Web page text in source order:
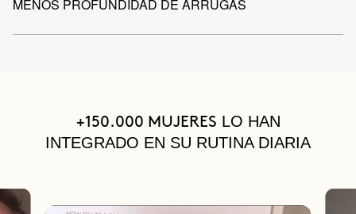
MENOS PROFUNDIDAD DE ARRUGAS
+150.000 MUJERES LO HAN
INTEGRADO EN SU RUTINA DIARIA